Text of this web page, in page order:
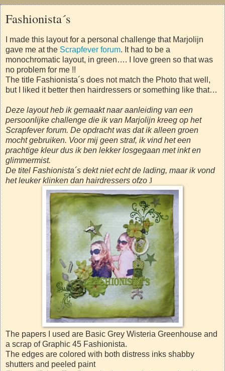
Fashionista´s
I made this layout for a personal challenge that Marjolijn
gave me at the Scrapfever forum. It had to be a
monochromatic layout, in green…. I love green so that was
no problem for me !!
The title Fashionista´s does not match the Photo that well,
but I liked it better then hairdressers or something like that…
Deze layout heb ik gemaakt naar aanleiding van een
persoonlijke challenge die ik van Marjolijn kreeg op het
Scrapfever forum. De opdracht was dat ik alleen groen
mocht gebruiken. Voor mij geen straf, ik vind het een
prachtige kleur dus ik ben lekker losgegaan met inkt en
glimmermist.
De titel Fashionista´s dekt niet echt de lading, maar ik vond
het leuker klinken dan hairdressers ofzo J
The papers I used are Basic Grey Wisteria Greenhouse and
a scrap of Graphic 45 Fashionista.
The edges are colored with both distress inks shabby
shutters and peeled paint